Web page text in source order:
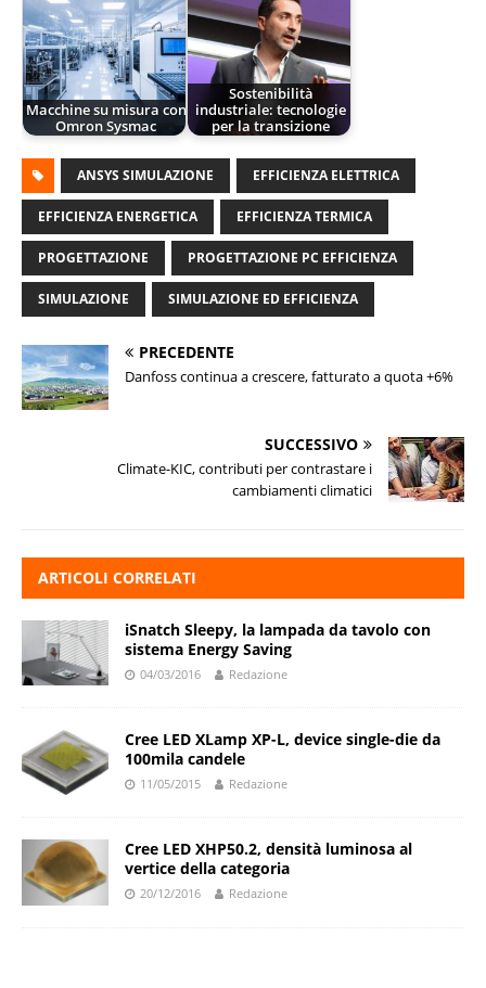
Macchine su misura con
Omron Sysmac
Sostenibilità
industriale: tecnologie
per la transizione
ANSYS SIMULAZIONE EFFICIENZA ELETTRICA
EFFICIENZA ENERGETICA EFFICIENZA TERMICA
PROGETTAZIONE PROGETTAZIONE PC EFFICIENZA
SIMULAZIONE SIMULAZIONE ED EFFICIENZA
PRECEDENTE
Danfoss continua a crescere, fatturato a quota +6%
SUCCESSIVO
Climate-KIC, contributi per contrastare i
cambiamenti climatici
ARTICOLI CORRELATI
iSnatch Sleepy, la lampada da tavolo con
sistema Energy Saving
04/03/2016 Redazione
Cree LED XLamp XP-L, device single-die da
100mila candele
11/05/2015 Redazione
Cree LED XHP50.2, densità luminosa al
vertice della categoria
20/12/2016 Redazione